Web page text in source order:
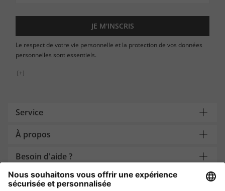
JE M'INSCRIS
Le respect de votre vie personnelle et la protection de vos données
personnelles sont essentiels.
[+]
Service
À propos
Besoin d'aide ?
Payment and Delivery